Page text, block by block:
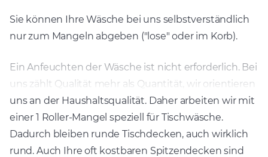
Sie können Ihre Wäsche bei uns selbstverständlich
nur zum Mangeln abgeben ("lose" oder im Korb).
Ein Anfeuchten der Wäsche ist nicht erforderlich. Bei
uns zählt Qualität mehr als Quantität, wir orientieren
uns an der Haushaltsqualität. Daher arbeiten wir mit
einer 1 Roller-Mangel speziell für Tischwäsche.
Dadurch bleiben runde Tischdecken, auch wirklich
rund. Auch Ihre oft kostbaren Spitzendecken sind